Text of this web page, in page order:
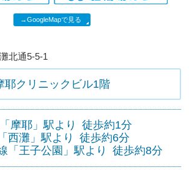
→GoogleMapで見る
北通5-5-1
耶クリニックビル1階
「摩耶」駅より徒歩約1分
「西灘」駅より徒歩約6分
「王子公園」駅より徒歩約8分